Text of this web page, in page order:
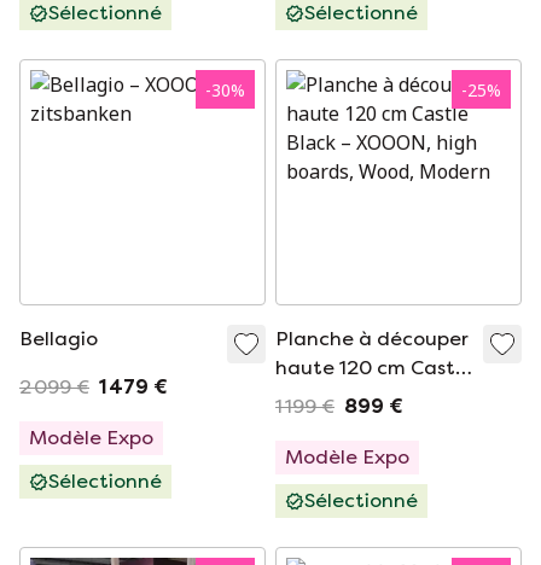
Sélectionné
Sélectionné
-30%
Bellagio
2 099 € 1 479 €
Modèle Expo
Sélectionné
-25%
Planche à découper
haute 120 cm Castle
Black
1 199 € 899 €
Modèle Expo
Sélectionné